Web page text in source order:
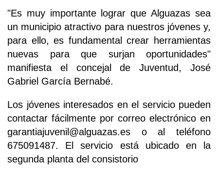
"Es muy importante lograr que Alguazas sea
un municipio atractivo para nuestros jóvenes y,
para ello, es fundamental crear herramientas
nuevas para que surjan oportunidades"
manifiesta el concejal de Juventud, José
Gabriel García Bernabé.
Los jóvenes interesados en el servicio pueden
contactar fácilmente por correo electrónico en
garantiajuvenil@alguazas.es o al teléfono
675091487. El servicio está ubicado en la
segunda planta del consistorio